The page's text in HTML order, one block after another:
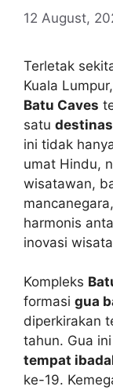
12 August,
Terletak
Kuala
Batu Caves
satu
ini tidak
umat Hindu,
wisatawan,
harmonis
inovasi
Kompleks
formasi gua
diperkirakan
tahun. Gua
tempat
ke-19.